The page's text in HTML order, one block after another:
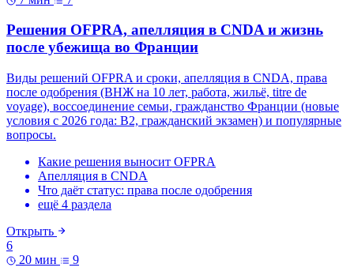
Решения OFPRA, апелляция в CNDA и жизнь
после убежища во Франции
Виды решений OFPRA и сроки, апелляция в CNDA, права
после одобрения (ВНЖ на 10 лет, работа, жильё, titre de
voyage), воссоединение семьи, гражданство Франции (новые
условия с 2026 года: B2, гражданский экзамен) и популярные
вопросы.
Какие решения выносит OFPRA
Апелляция в CNDA
Что даёт статус: права после одобрения
ещё 4 раздела
Открыть
6
20 мин
9